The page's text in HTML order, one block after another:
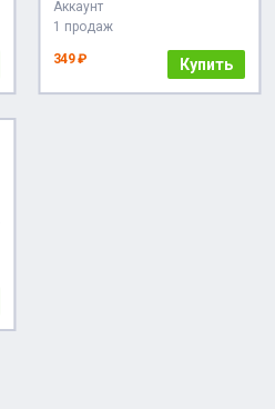
Аккаунт
1 продаж
349 ₽ Купить